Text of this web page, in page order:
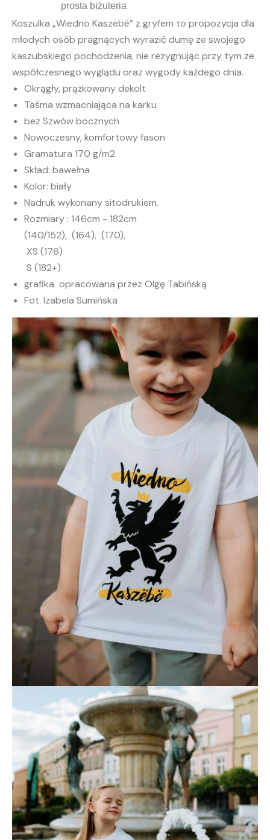
prosta biżuteria
Koszulka „Wiedno Kaszëbë” z gryfem to propozycja dla
młodych osób pragnących wyrazić dumę ze swojego
kaszubskiego pochodzenia, nie rezygnując przy tym ze
współczesnego wyglądu oraz wygody każdego dnia.
Okrągły, prążkowany dekolt
Taśma wzmacniająca na karku
bez Szwów bocznych
Nowoczesny, komfortowy fason
Gramatura 170 g/m2
Skład: bawełna
Kolor: biały
Nadruk wykonany sitodrukiem.
Rozmiary : 146cm - 182cm
(140/152), (164), (170),
XS (176)
S (182+)
grafika opracowana przez Olgę Tabińską
Fot. Izabela Sumińska